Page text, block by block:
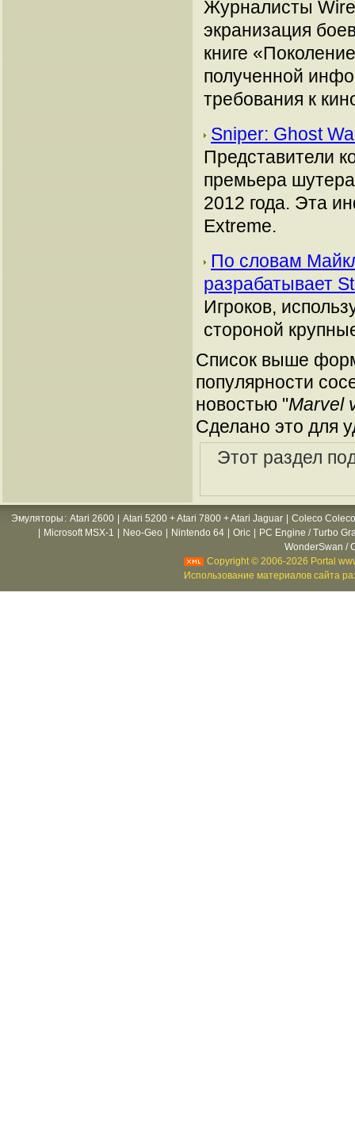
Журналисты
экранизация
книге
полученной
требования к
Sniper: Ghost
Представители
премьера
2012 года. Эта
Extreme.
По словам
разрабатывает
Игроков,
стороной
Список выше
популярности
новостью "Marvel
Сделано это для
Этот раздел
Эмуляторы : Atari 2600 Atari 5200 + Atari 7800 + Atari Jaguar
Coleco
Microsoft MSX-1 Neo-Geo Nintendo 64 Oric
PC Engine / Turbo
WonderSwan /
Copyright © 2006-2026 Portal
Использование материалов сайта